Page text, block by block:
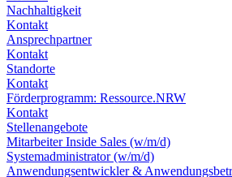
Nachhaltigkeit
Kontakt
Ansprechpartner
Kontakt
Standorte
Kontakt
Förderprogramm: Ressource.NRW
Kontakt
Stellenangebote
Mitarbeiter Inside Sales (w/m/d)
Systemadministrator (w/m/d)
Anwendungsentwickler &